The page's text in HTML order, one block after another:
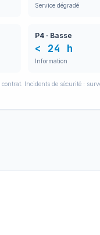
Service dégradé
P4 · Basse
< 24 h
Information
Incidents de sécurité :